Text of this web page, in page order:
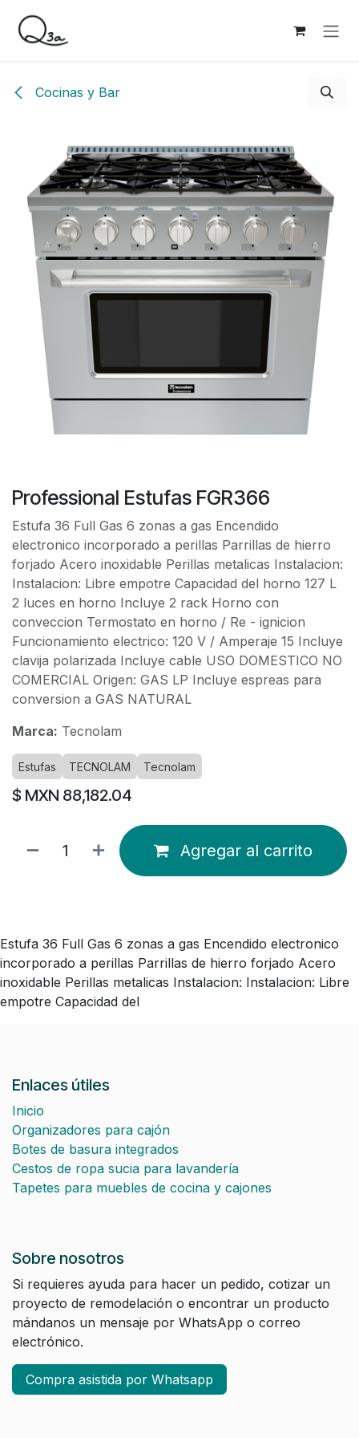
Cocinas y Bar
Professional Estufas FGR366
Estufa 36 Full Gas 6 zonas a gas Encendido
electronico incorporado a perillas Parrillas de hierro
forjado Acero inoxidable Perillas metalicas Instalacion:
Instalacion: Libre empotre Capacidad del horno 127 L
2 luces en horno Incluye 2 rack Horno con
conveccion Termostato en horno / Re - ignicion
Funcionamiento electrico: 120 V / Amperaje 15 Incluye
clavija polarizada Incluye cable USO DOMESTICO NO
COMERCIAL Origen: GAS LP Incluye espreas para
conversion a GAS NATURAL
Marca: Tecnolam
Estufas TECNOLAM Tecnolam
$ MXN 88,182.04
Agregar al carrito
Estufa 36 Full Gas 6 zonas a gas Encendido electronico
incorporado a perillas Parrillas de hierro forjado Acero
inoxidable Perillas metalicas Instalacion: Instalacion: Libre
empotre Capacidad del
Enlaces útiles
Inicio
Organizadores para cajón
Botes de basura integrados
Cestos de ropa sucia para lavandería
Tapetes para muebles de cocina y cajones
Sobre nosotros
Si requieres ayuda para hacer un pedido, cotizar un
proyecto de remodelación o encontrar un producto
mándanos un mensaje por WhatsApp o correo
electrónico.
Compra asistida por Whatsapp